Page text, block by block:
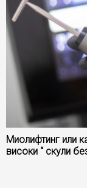
Миолифтинг или
високи “ скули